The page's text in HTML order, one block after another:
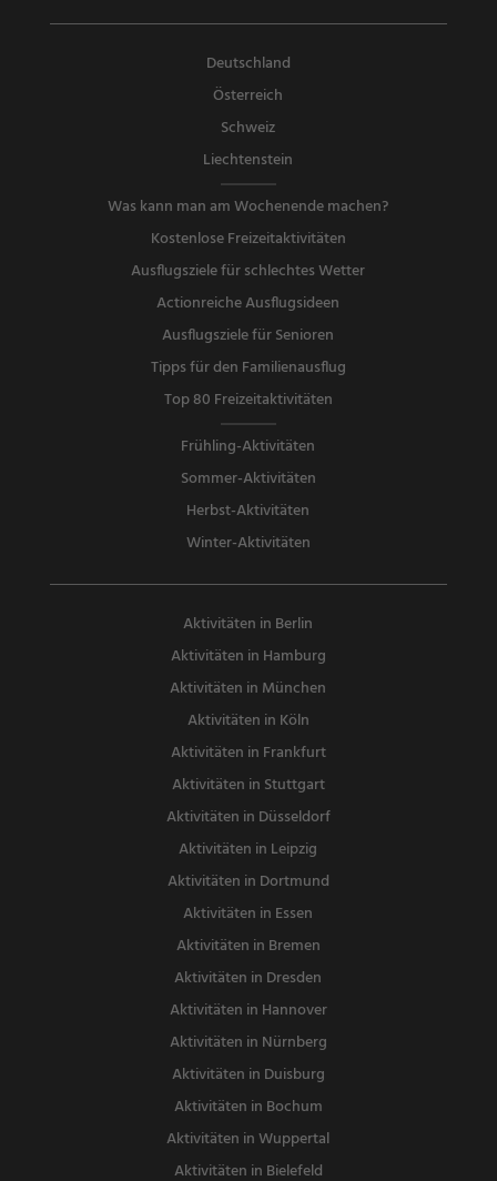
Deutschland
Österreich
Schweiz
Liechtenstein
Was kann man am Wochenende machen?
Kostenlose Freizeitaktivitäten
Ausflugsziele für schlechtes Wetter
Actionreiche Ausflugsideen
Ausflugsziele für Senioren
Tipps für den Familienausflug
Top 80 Freizeitaktivitäten
Frühling-Aktivitäten
Sommer-Aktivitäten
Herbst-Aktivitäten
Winter-Aktivitäten
Aktivitäten in Berlin
Aktivitäten in Hamburg
Aktivitäten in München
Aktivitäten in Köln
Aktivitäten in Frankfurt
Aktivitäten in Stuttgart
Aktivitäten in Düsseldorf
Aktivitäten in Leipzig
Aktivitäten in Dortmund
Aktivitäten in Essen
Aktivitäten in Bremen
Aktivitäten in Dresden
Aktivitäten in Hannover
Aktivitäten in Nürnberg
Aktivitäten in Duisburg
Aktivitäten in Bochum
Aktivitäten in Wuppertal
Aktivitäten in Bielefeld